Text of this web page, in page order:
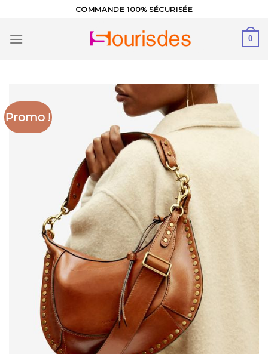
content
COMMANDE 100% SÉCURISÉE
0
Promo !